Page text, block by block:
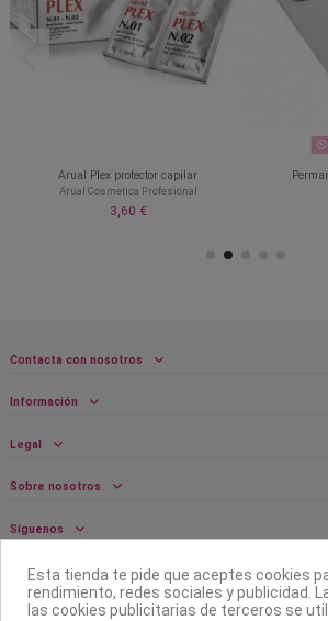
Arual Plex protector capilar
Arual Cosmetica Profesional
3,60 €
Contacta con nosotros
Información
Legal
Sobre nosotros
Síguenos
Boletín
Esta tienda te pide que aceptes cookies
rendimiento, redes sociales y publicidad.
las cookies publicitarias de terceros se